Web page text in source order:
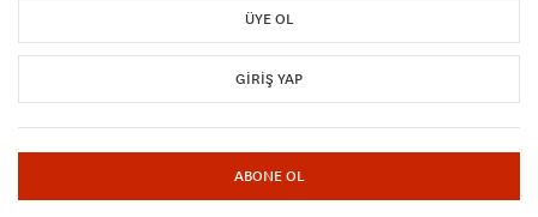
ÜYE OL
GIRIŞ YAP
ABONE OL